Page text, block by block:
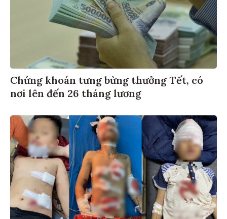
Chứng khoán tưng bừng thưởng Tết, có
nơi lên đến 26 tháng lương